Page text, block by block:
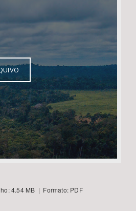
4.54 MB | Formato: PDF